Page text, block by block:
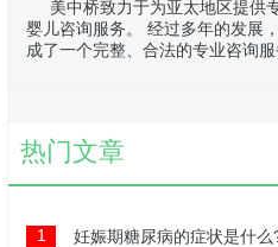
美中桥致力于为亚太地区提供
婴儿咨询服务。 经过多年的发展
成了一个完整、合法的专业咨询服
热门文章
1 妊娠期糖尿病的症状是什么